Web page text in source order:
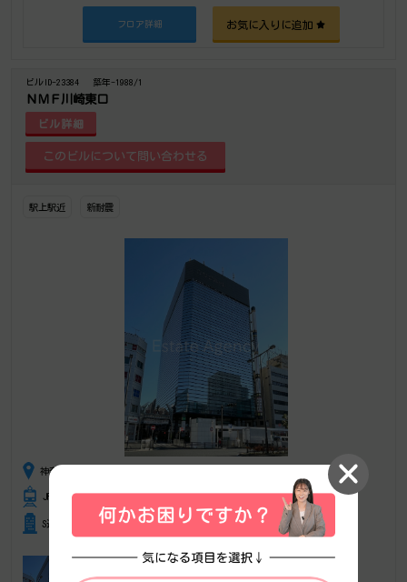
フロア詳細 お気に入りに追加
ビルID-23384 築年-1988/1
ＮＭＦ川崎東口
ビル詳細
駅上駅近 新耐震
神奈川県川崎市川崎区駅前本町3番1号
JR東海道本線 川崎駅 徒歩3分、京急大師線 京急川崎駅 徒歩5分
S造 地上12階建 地下1階